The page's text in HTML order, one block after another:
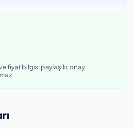
fiyat bilgisi paylaşılır, onay